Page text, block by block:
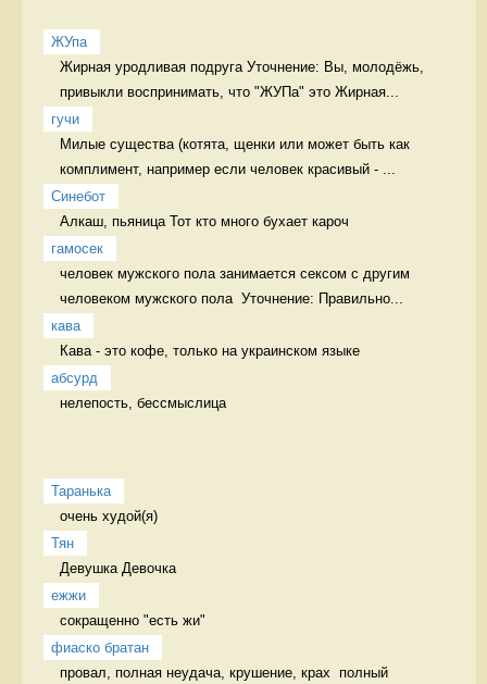
ЖУпа
Жирная уродливая подруга Уточнение: Вы, молодёжь,
привыкли воспринимать, что "ЖУПа" это Жирная...
гучи
Милые существа (котята, щенки или может быть как
комплимент, например если человек красивый - ...
Синебот
Алкаш, пьяница Тот кто много бухает кароч
гамосек
человек мужского пола занимается сексом с другим
человеком мужского пола  Уточнение: Правильно...
кава
Кава - это кофе, только на украинском языке
абсурд
нелепость, бессмыслица
Таранька
очень худой(я)
Тян
Девушка Девочка
ежжи
сокращенно "есть жи"
фиаско братан
провал, полная неудача, крушение, крах  полный